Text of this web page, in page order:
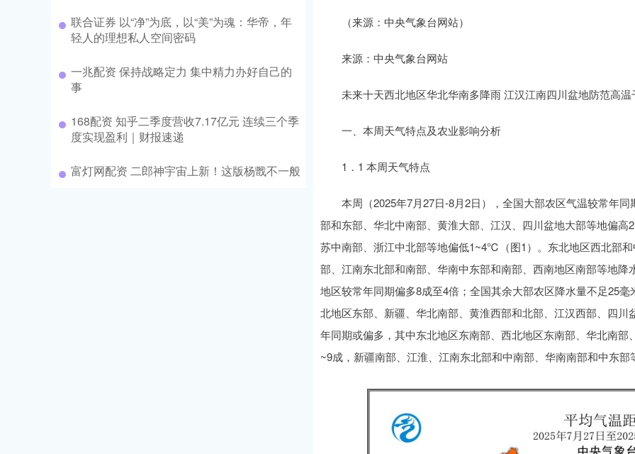
（来源：中央气象台网站）
来源：中央气象台网站
未来十天西北地区华北华南多降雨 江汉江南四川盆地防范高温
一、本周天气特点及农业影响分析
1．1 本周天气特点
本周（2025年7月27日-8月2日），全国大部农区气温较常年同
部和东部、华北中南部、黄淮大部、江汉、四川盆地大部等地偏
苏中南部、浙江中北部等地偏低1~4℃（图1）。东北地区西北部
部、江南东北部和南部、华南中东部和南部、西南地区南部等地
地区较常年同期偏多8成至4倍；全国其余大部农区降水量不足25
北地区东部、新疆、华北南部、黄淮西部和北部、江汉西部、四
年同期或偏多，其中东北地区东南部、西北地区东南部、华北南
~9成，新疆南部、江淮、江南东北部和中南部、华南南部和中东
联合证券 以“净”为底，以“美”为魂：华帝，年
轻人的理想私人空间密码
一兆配资 保持战略定力 集中精力办好自己的
事
168配资 知乎二季度营收7.17亿元 连续三个季
度实现盈利｜财报速递
富灯网配资 二郎神宇宙上新！这版杨戬不一般